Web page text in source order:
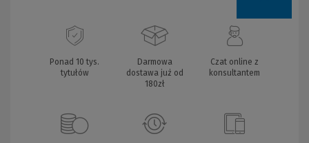
Ponad 10 tys.
tytułów
Darmowa
dostawa już od
180zł
Czat online z
konsultantem